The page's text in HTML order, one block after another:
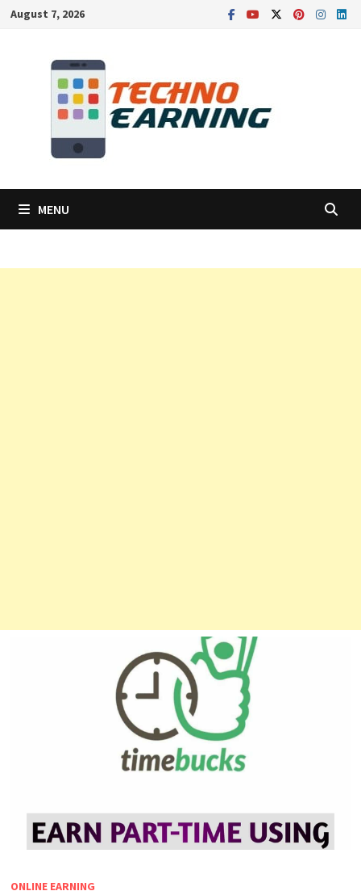
SkipAugust 7, 2026
MENU
ONLINE EARNING